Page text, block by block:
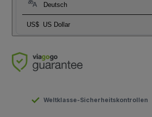
Deutsch
US$ US Dollar
Weltklasse-Sicherheitskontrollen